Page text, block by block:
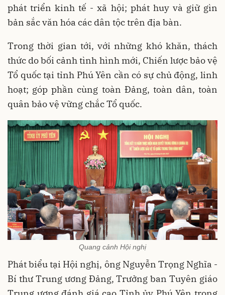
phát triển kinh tế - xã hội; phát huy và giữ gìn
bản sắc văn hóa các dân tộc trên địa bàn.
Trong thời gian tới, với những khó khăn, thách
thức do bối cảnh tình hình mới, Chiến lược bảo vệ
Tổ quốc tại tỉnh Phú Yên cần có sự chủ động, linh
hoạt; góp phần cùng toàn Đảng, toàn dân, toàn
quân bảo vệ vững chắc Tổ quốc.
Quang cảnh Hội nghị
Phát biểu tại Hội nghị, ông Nguyễn Trọng Nghĩa -
Bí thư Trung ương Đảng, Trưởng ban Tuyên giáo